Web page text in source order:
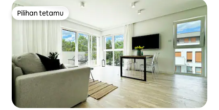
Pilihan tetamu
Pilihan tetamu